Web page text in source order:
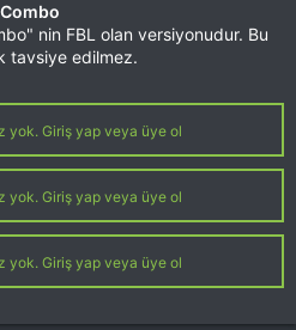
nin FBL olan versiyonudur. Bu
tavsiye edilmez.
yok. Giriş yap veya üye ol
yok. Giriş yap veya üye ol
yok. Giriş yap veya üye ol